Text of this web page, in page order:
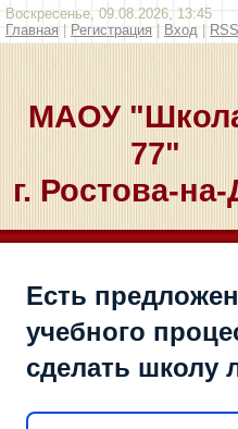
Воскресенье, 09.08.2026, 13:45
Главная
Регистрация Вход RSS
МАОУ
77"
г. Ростова-
Есть
учебного
сделать школу